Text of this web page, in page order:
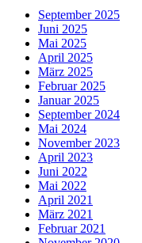
September 2025
Juni 2025
Mai 2025
April 2025
März 2025
Februar 2025
Januar 2025
September 2024
Mai 2024
November 2023
April 2023
Juni 2022
Mai 2022
April 2021
März 2021
Februar 2021